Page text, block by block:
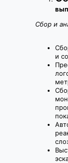
Сбор и
и